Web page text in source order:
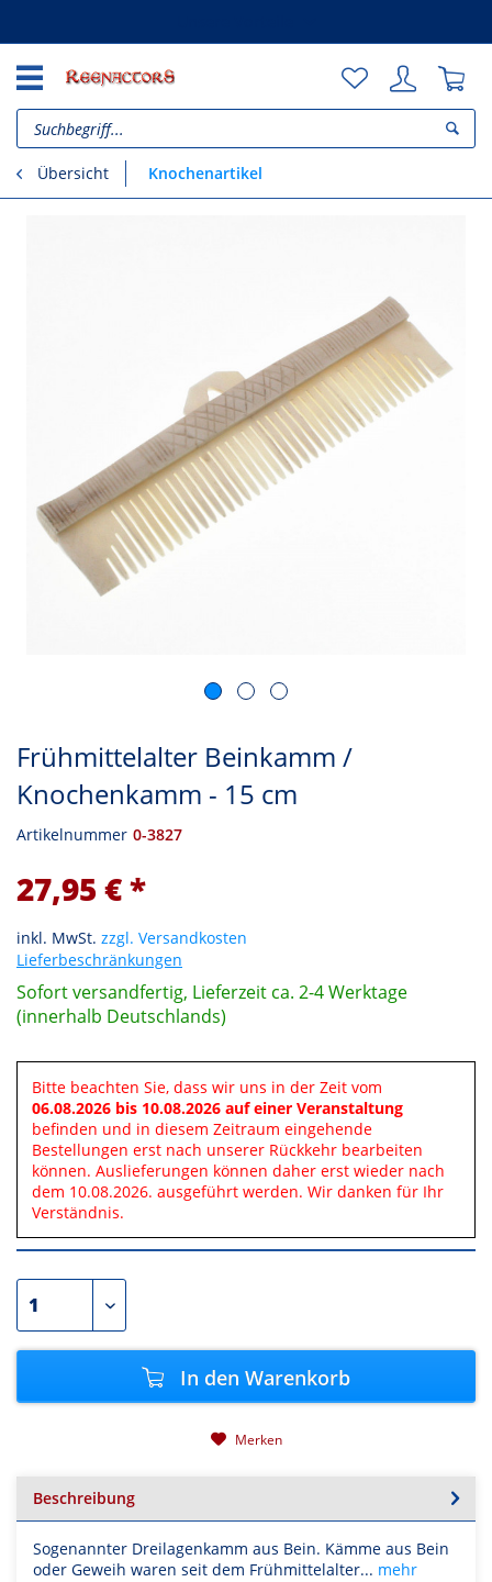
Übersicht Knochenartikel
Frühmittelalter Beinkamm /
Knochenkamm - 15 cm
Artikelnummer 0-3827
27,95 € *
inkl. MwSt. zzgl. Versandkosten
Lieferbeschränkungen
Sofort versandfertig, Lieferzeit ca. 2-4 Werktage
(innerhalb Deutschlands)
Bitte beachten Sie, dass wir uns in der Zeit vom
06.08.2026 bis 10.08.2026 auf einer Veranstaltung
befinden und in diesem Zeitraum eingehende
Bestellungen erst nach unserer Rückkehr bearbeiten
können. Auslieferungen können daher erst wieder nach
dem 10.08.2026. ausgeführt werden. Wir danken für Ihr
Verständnis.
In den Warenkorb
Merken
Beschreibung
Sogenannter Dreilagenkamm aus Bein. Kämme aus Bein
oder Geweih waren seit dem Frühmittelalter... mehr